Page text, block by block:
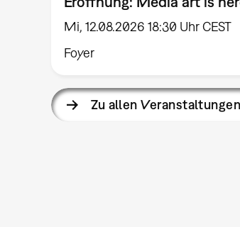
Mi, 12.08.2026 18:30 Uhr CEST
Foyer
Zu allen Veranstaltungen